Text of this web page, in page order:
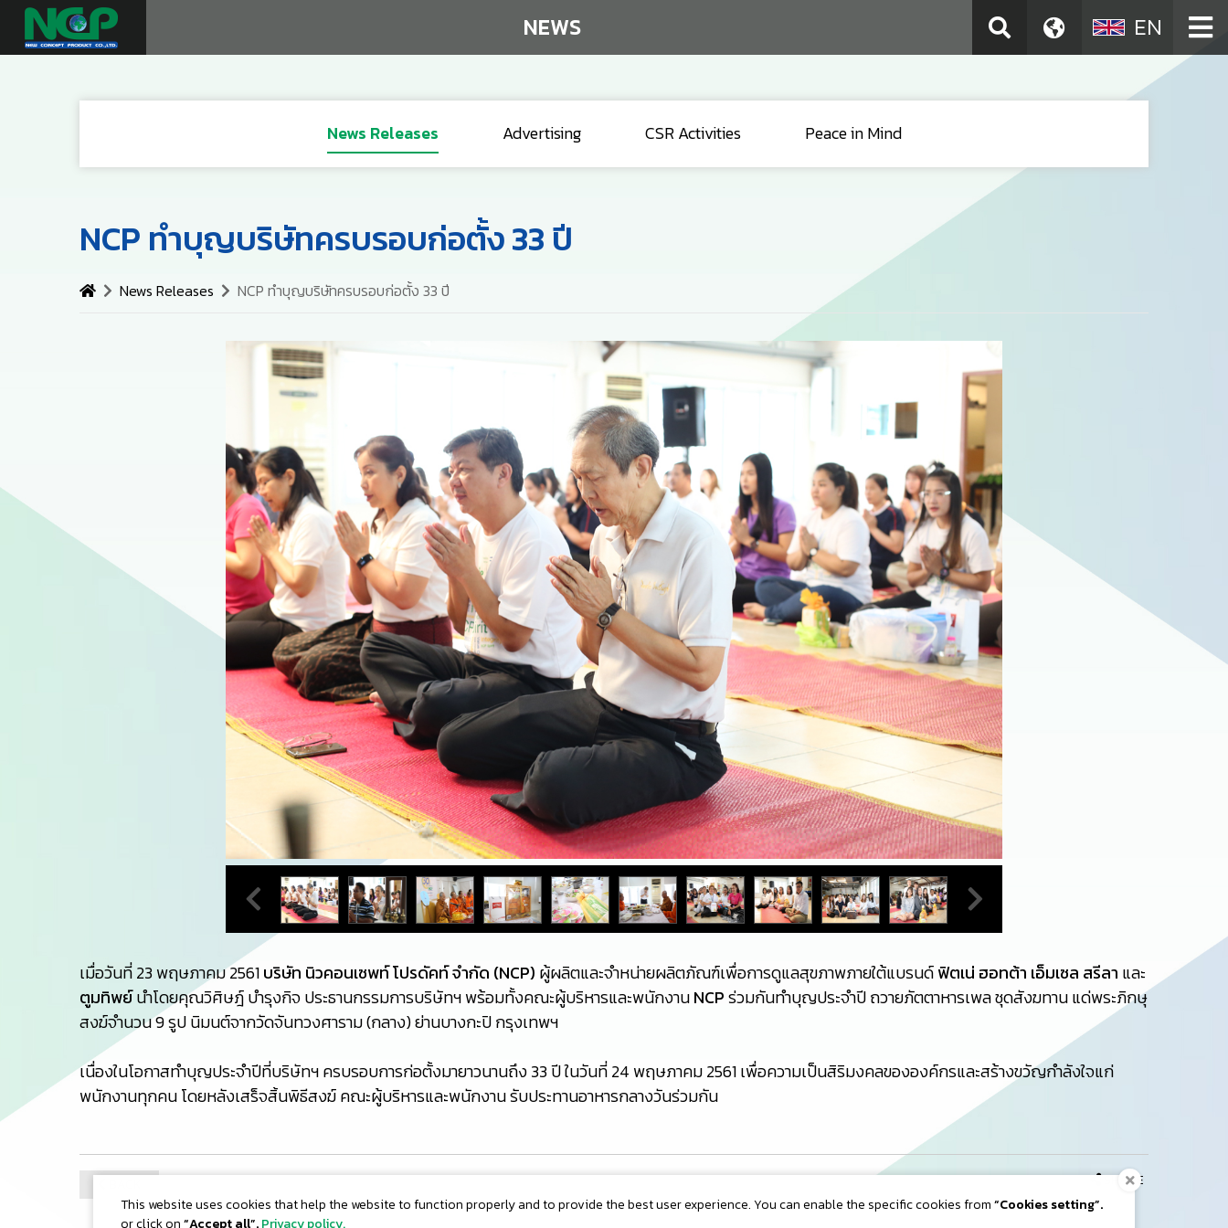
NEWS EN
This website uses cookies that help the website to function properly and to provide the best user experience. You can enable the specific cookies from“Cookies setting”.
or click on“Accept all”.Privacy policy.
News Releases Advertising CSR Activities Peace in Mind
NCP ทำบุญบริษัทครบรอบก่อตั้ง 33 ปี
News Releases NCP ทำบุญบริษัทครบรอบก่อตั้ง 33 ปี
เมื่อวันที่ 23 พฤษภาคม 2561บริษัท นิวคอนเซพท์ โปรดัคท์ จำกัด (NCP) ผู้ผลิตและจำหน่ายผลิตภัณฑ์เพื่อการดูแลสุขภาพภายใต้แบรนด์ฟิตเน่ ฮอทต้า เอ็มเซล สรีลา และ
ตูมทิพย์นำโดยคุณวิศิษฎ์ บำรุงกิจ ประธานกรรมการบริษัทฯ พร้อมทั้งคณะผู้บริหารและพนักงานNCPร่วมกันทำบุญประจำปี ถวายภัตตาหารเพล ชุดสังฆทาน แด่พระภิกษุ
สงฆ์จำนวน 9 รูป นิมนต์จากวัดจันทวงศาราม (กลาง) ย่านบางกะปิ กรุงเทพฯ
เนื่องในโอกาสทำบุญประจำปีที่บริษัทฯ ครบรอบการก่อตั้งมายาวนานถึง 33 ปี ในวันที่ 24 พฤษภาคม 2561 เพื่อความเป็นสิริมงคลขององค์กรและสร้างขวัญกำลังใจแก่
พนักงานทุกคน โดยหลังเสร็จสิ้นพิธีสงฆ์ คณะผู้บริหารและพนักงาน รับประทานอาหารกลางวันร่วมกัน
SHARE